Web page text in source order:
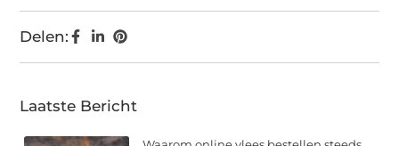
Delen:
Laatste Bericht